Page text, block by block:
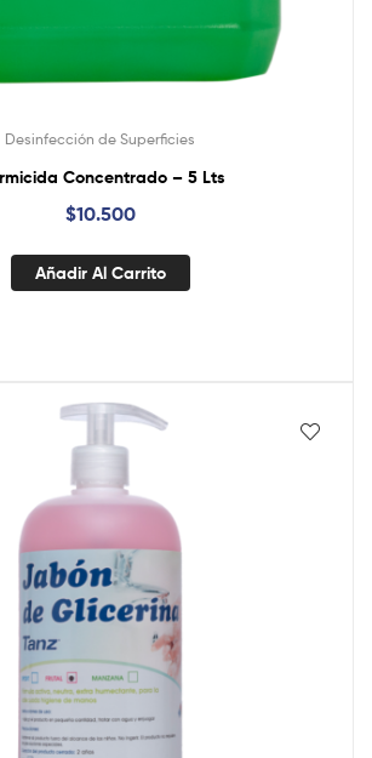
Desinfección de Superficies
Concentrado – 5 Lts
$10.500
Añadir Al Carrito